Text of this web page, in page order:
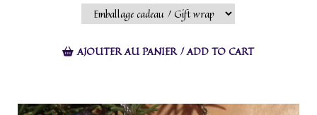
AJOUTER AU PANIER / ADD TO CART